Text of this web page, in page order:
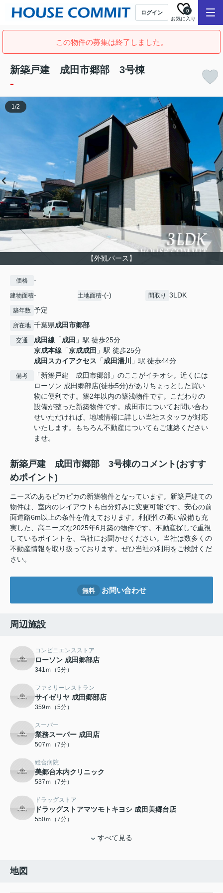
ログイン
お気に入り
0
この物件の募集は終了しました。
新築戸建 成田市郷部 3号棟
-
【外観パース】
1/2
価格 -
建物面積- 土地面積-(-) 間取り 3LDK
築年数 予定
所在地 千葉県成田市郷部
交通 成田線 「成田 」駅 徒歩25分
京成本線 「京成成田 」駅 徒歩25分
成田スカイアクセス 「成田湯川 」駅 徒歩44分
備考
「新築戸建 成田市郷部」のここがイチオシ。近くには
ローソン 成田郷部店(徒歩5分)がありちょっとした買い
物に便利です。築2年以内の築浅物件です。こだわりの
設備が整った新築物件です。成田市についてお問い合わ
せいただければ、地域情報に詳しい当社スタッフが対応
いたします。もちろん不動産についてもご連絡ください
ませ。
新築戸建 成田市郷部 3号棟のコメント(おすす
めポイント)
ニーズのあるピカピカの新築物件となっています。新築戸建ての
物件は、室内のレイアウトも自分好みに変更可能です。安心の前
面道路6m以上の条件を備えております。利便性の高い設備も充
実した、高ニーズな2025年6月築の物件です。不動産探しで重視
しているポイントを、当社にお聞かせください。当社は数多くの
不動産情報を取り扱っております。ぜひ当社の利用をご検討くだ
さい。
無料 お問い合わせ
周辺施設
コンビニエンスストア
ローソン 成田郷部店
341ｍ（5分）
ファミリーレストラン
サイゼリヤ 成田郷部店
359ｍ（5分）
スーパー
業務スーパー 成田店
507ｍ（7分）
総合病院
美郷台木内クリニック
537ｍ（7分）
ドラッグストア
ドラッグストアマツモトキヨシ 成田美郷台店
550ｍ（7分）
すべて見る
地図